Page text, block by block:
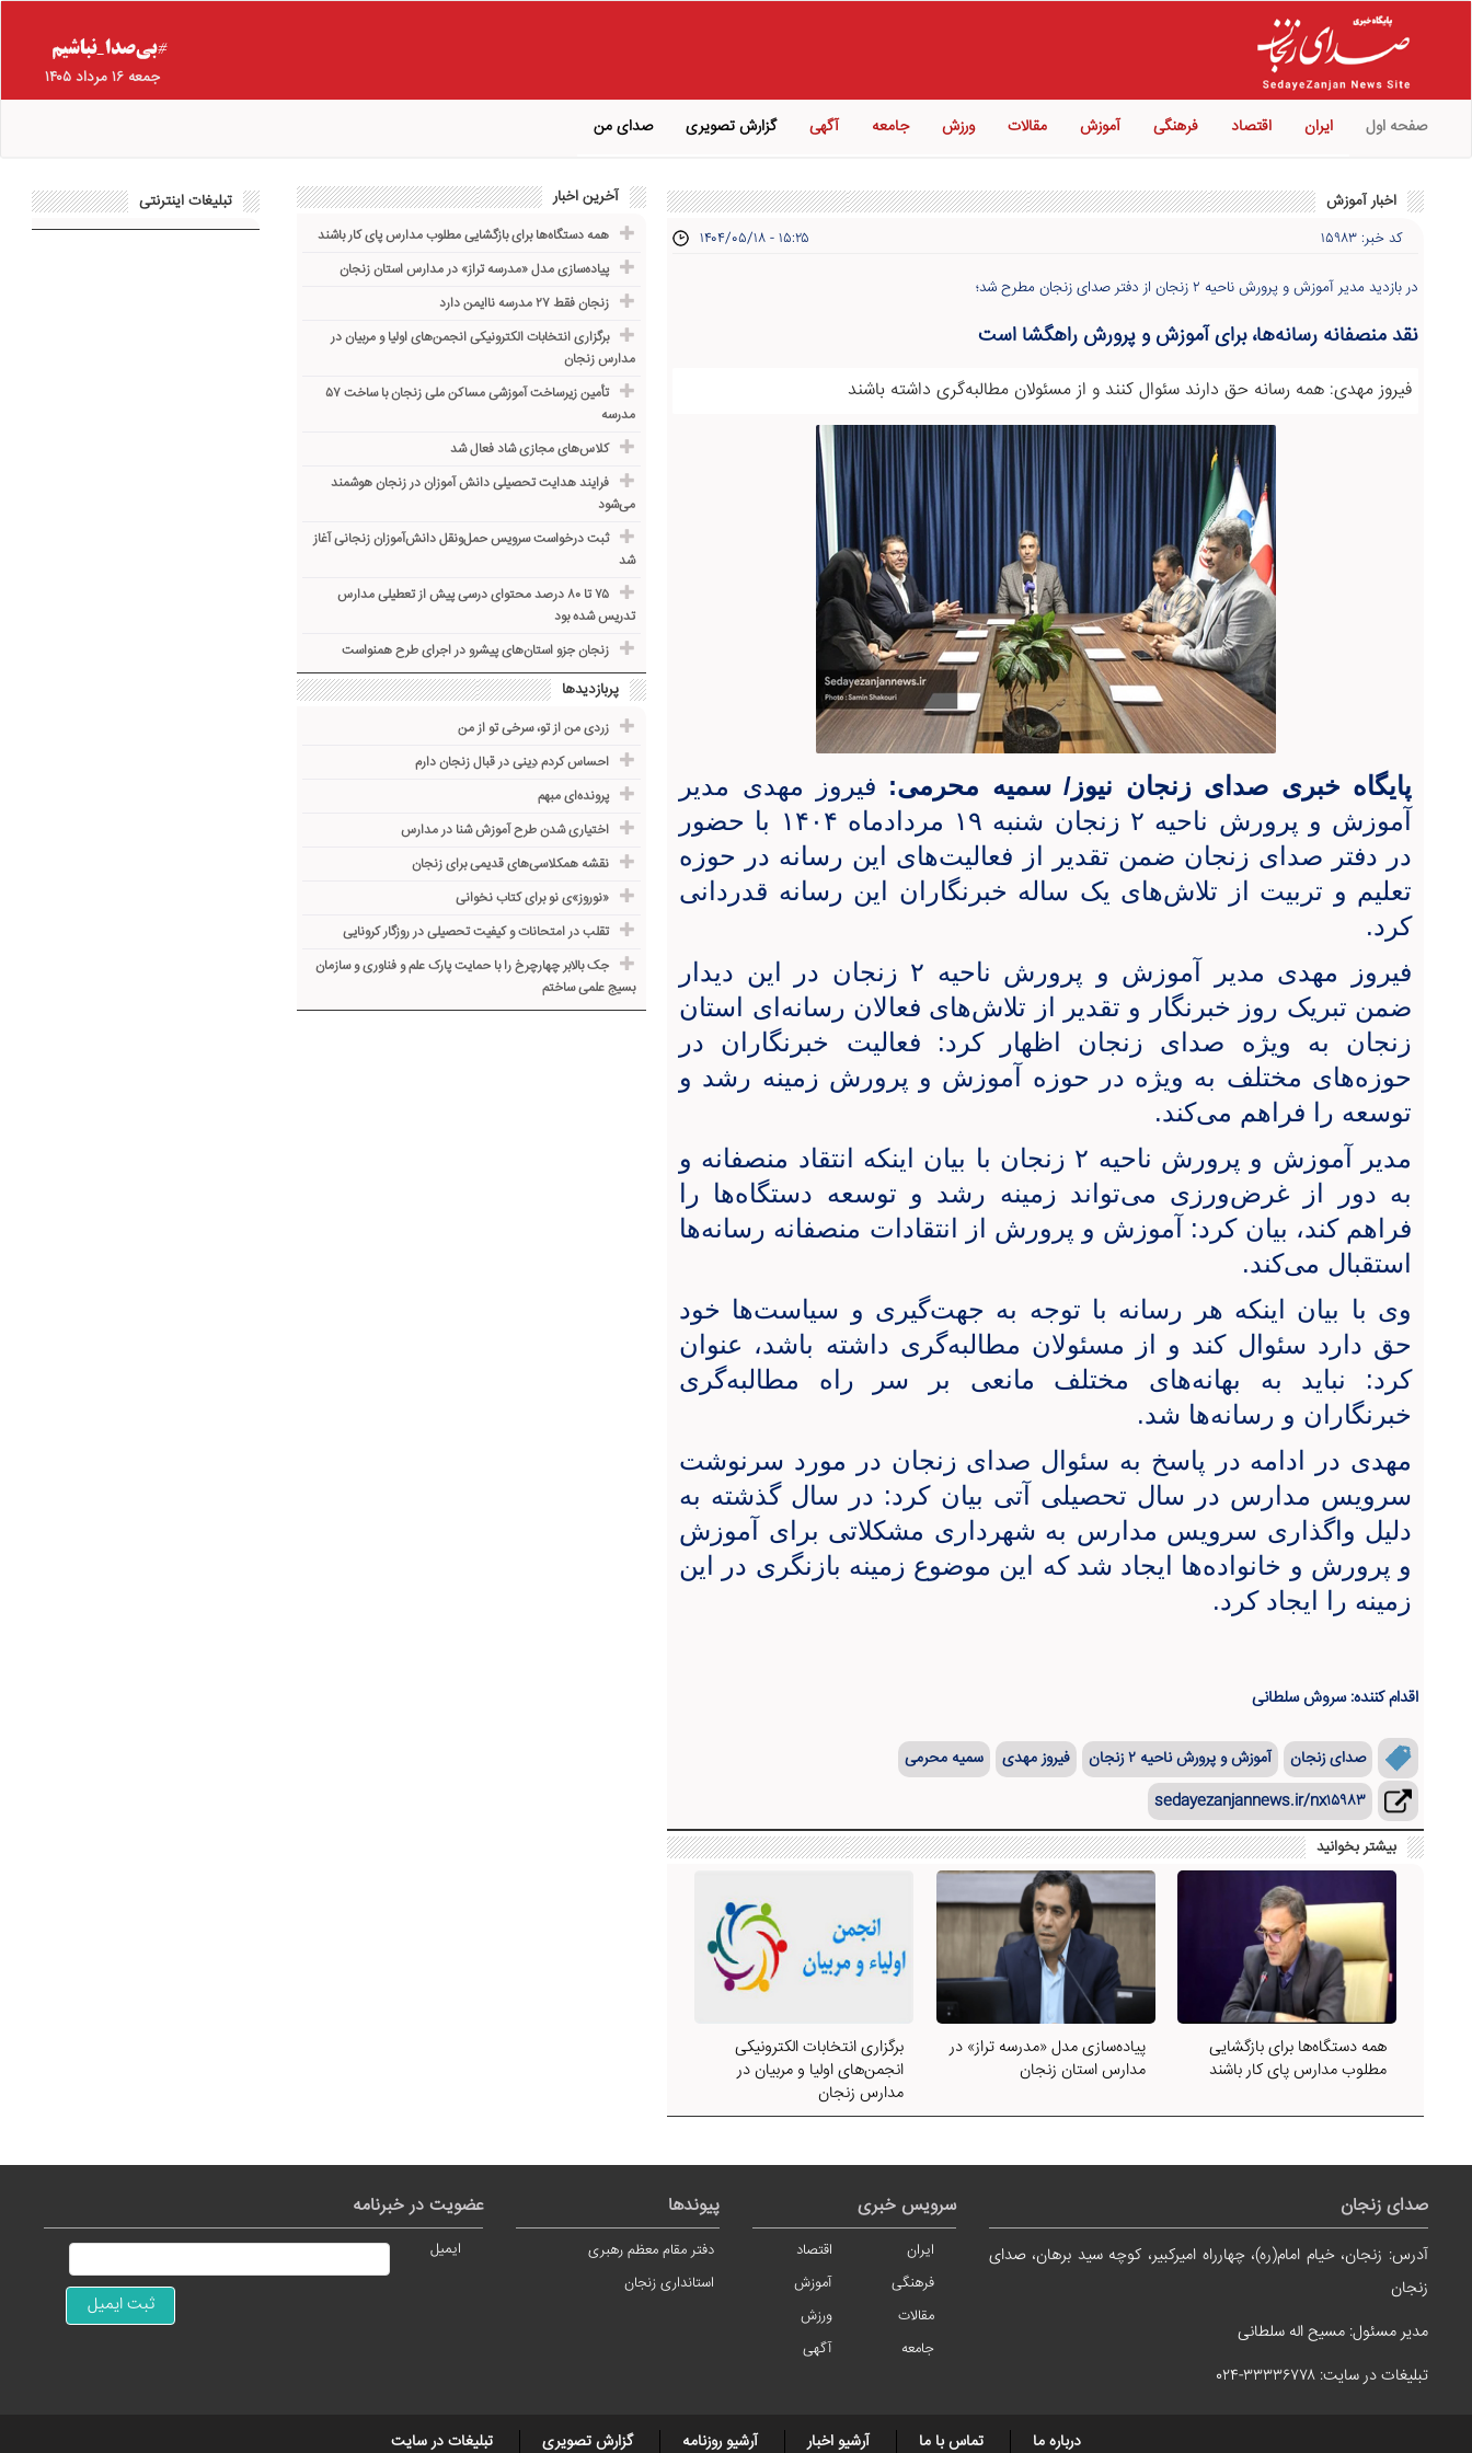
جمعه ۱۶ مرداد ۱۴۰۵
صفحه اول ایران اقتصاد فرهنگی آموزش مقالات ورزش جامعه آگهی گزارش تصویری صدای من
اخبار آموزش
کد خبر: ۱۵۹۸۳ ۱۴۰۴/۰۵/۱۸ - ۱۵:۲۵
در بازدید مدیر آموزش و پرورش ناحیه ۲ زنجان از دفتر صدای زنجان مطرح شد؛
نقد منصفانه رسانه‌‎ها، برای آموزش و پرورش راهگشا است
فیروز مهدی: همه رسانه حق دارند سئوال کنند و از مسئولان مطالبه‌گری داشته باشند
پایگاه خبری صدای زنجان نیوز/ سمیه محرمی: فیروز مهدی مدیر
آموزش و پرورش ناحیه ۲ زنجان شنبه ۱۹ مردادماه ۱۴۰۴ با حضور
در دفتر صدای زنجان ضمن تقدیر از فعالیت‌های این رسانه در حوزه
تعلیم و تربیت از تلاش‌های یک ساله خبرنگاران این رسانه قدردانی
کرد.
فیروز مهدی مدیر آموزش و پرورش ناحیه ۲ زنجان در این دیدار
ضمن تبریک روز خبرنگار و تقدیر از تلاش‌های فعالان رسانه‌ای استان
زنجان به ویژه صدای زنجان اظهار کرد: فعالیت خبرنگاران در
حوزه‌های مختلف به ویژه در حوزه آموزش و پرورش زمینه رشد و
توسعه را فراهم می‌کند.
مدیر آموزش و پرورش ناحیه ۲ زنجان با بیان اینکه انتقاد منصفانه و
به دور از غرض‌ورزی می‌تواند زمینه رشد و توسعه دستگاه‌ها را
فراهم کند، بیان کرد: آموزش و پرورش از انتقادات منصفانه رسانه‌ها
استقبال می‌کند.
وی با بیان اینکه هر رسانه با توجه به جهت‌گیری و سیاست‌ها خود
حق دارد سئوال کند و از مسئولان مطالبه‌گری داشته باشد، عنوان
کرد: نباید به بهانه‌های مختلف مانعی بر سر راه مطالبه‌‌گری
خبرنگاران و رسانه‌ها شد.
مهدی در ادامه در پاسخ به سئوال صدای زنجان در مورد سرنوشت
سرویس مدارس در سال تحصیلی آتی بیان کرد: در سال گذشته به
دلیل واگذاری سرویس مدارس به شهرداری مشکلاتی برای آموزش
و پرورش و خانواده‌ها ایجاد شد که این موضوع زمینه بازنگری در این
زمینه را ایجاد کرد.
اقدام کننده: سروش سلطانی
صدای زنجان آموزش و پرورش ناحیه ۲ زنجان فیروز مهدی
سمیه محرمی
sedayezanjannews.ir/nx۱۵۹۸۳
بیشتر بخوانید
همه دستگاه‌ها برای بازگشایی
مطلوب مدارس پای کار باشند
پیاده‌سازی مدل «مدرسه تراز» در
مدارس استان زنجان
برگزاری انتخابات الکترونیکی
انجمن‌های اولیا و مربیان در
مدارس زنجان
آخرین اخبار
همه دستگاه‌ها برای بازگشایی مطلوب مدارس پای کار باشند
پیاده‌سازی مدل «مدرسه تراز» در مدارس استان زنجان
زنجان فقط ۲۷ مدرسه ناایمن دارد
برگزاری انتخابات الکترونیکی انجمن‌های اولیا و مربیان در
مدارس زنجان
تأمین زیرساخت آموزشی مساکن ملی زنجان با ساخت ۵۷
مدرسه
کلاس‌های مجازی شاد فعال شد
فرایند هدایت تحصیلی دانش آموزان در زنجان هوشمند
می‌شود
ثبت درخواست سرویس حمل‌ونقل دانش‌آموزان زنجانی آغاز
شد
۷۵ تا ۸۰ درصد محتوای درسی پیش از تعطیلی مدارس
تدریس شده بود
زنجان جزو استان‌های پیشرو در اجرای طرح همنواست
پربازدیدها
زردی من از تو، سرخی تو از من
احساس کردم دِینی در قبال زنجان دارم
پرونده‌ای مبهم
اختیاری شدن طرح آموزش شنا در مدارس
نقشه همکلاسی‌های قدیمی برای زنجان
«نوروز»ی نو برای کتاب نخوانی
تقلب در امتحانات و کیفیت تحصیلی در روزگار کرونایی
جک بالابر چهارچرخ را با حمایت پارک علم و فناوری و سازمان
بسیج علمی ساختم
تبلیغات اینترنتی
صدای زنجان
آدرس: زنجان، خیام امام(ره)، چهارراه امیرکبیر، کوچه سید برهان، صدای
زنجان
مدیر مسئول: مسیح اله سلطانی
تبلیغات در سایت: ۳۳۳۳۶۷۷۸-۰۲۴
سرویس خبری
ایران
اقتصاد
فرهنگی
آموزش
مقالات
ورزش
جامعه
آگهی
پیوندها
دفتر مقام معظم رهبری
استانداری زنجان
عضویت در خبرنامه
ایمیل
درباره ما تماس با ما آرشیو اخبار آرشیو روزنامه گزارش تصویری تبلیغات در سایت